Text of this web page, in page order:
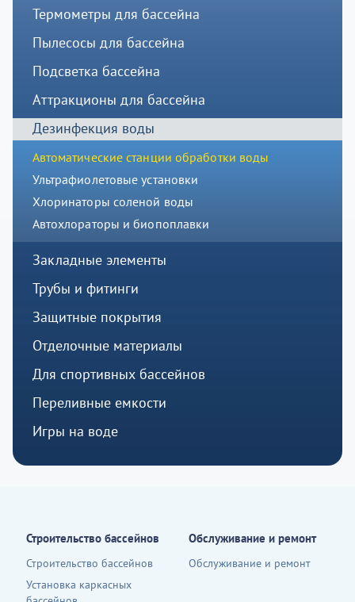
Термометры для бассейна
Пылесосы для бассейна
Подсветка бассейна
Аттракционы для бассейна
Дезинфекция воды
Автоматические станции обработки воды
Ультрафиолетовые установки
Хлоринаторы соленой воды
Автохлораторы и биопоплавки
Закладные элементы
Трубы и фитинги
Защитные покрытия
Отделочные материалы
Для спортивных бассейнов
Переливные емкости
Игры на воде
Строительство бассейнов
Строительство бассейнов
Установка каркасных
Обслуживание и ремонт
Обслуживание и ремонт